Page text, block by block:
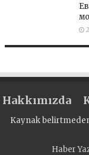
Hakkımızda
Kaynak
Haber